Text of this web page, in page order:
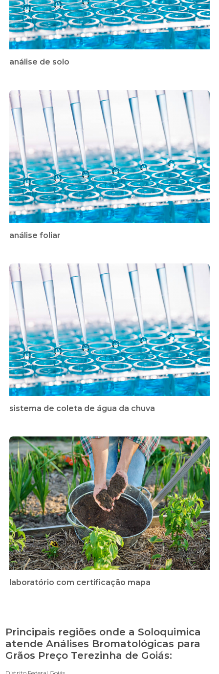
análise de solo
análise foliar
sistema de coleta de água da chuva
laboratório com certificação mapa
Principais regiões onde a Soloquimica
atende Análises Bromatológicas para
Grãos Preço Terezinha de Goiás: